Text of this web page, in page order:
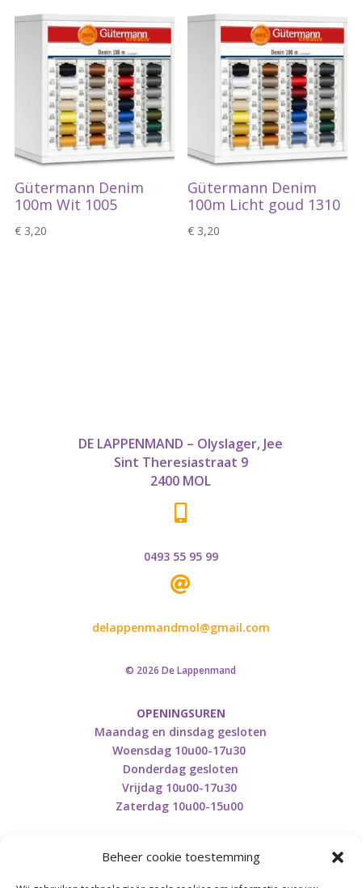
Beheer cookie toestemming
Gütermann Denim
100m Wit 1005
€3,20
Gütermann Denim
100m Licht goud 1310
€ 3,20
DE LAPPENMAND – Olyslager, Jee
Sint Theresiastraat 9
2400 MOL

0493 55 95 99

delappenmandmol@gmail.com
© 2026 De Lappenmand
OPENINGSUREN
Maandag en dinsdag gesloten
Woensdag 10u00-17u30
Donderdag gesloten
Vrijdag 10u00-17u30
Zaterdag 10u00-15u00